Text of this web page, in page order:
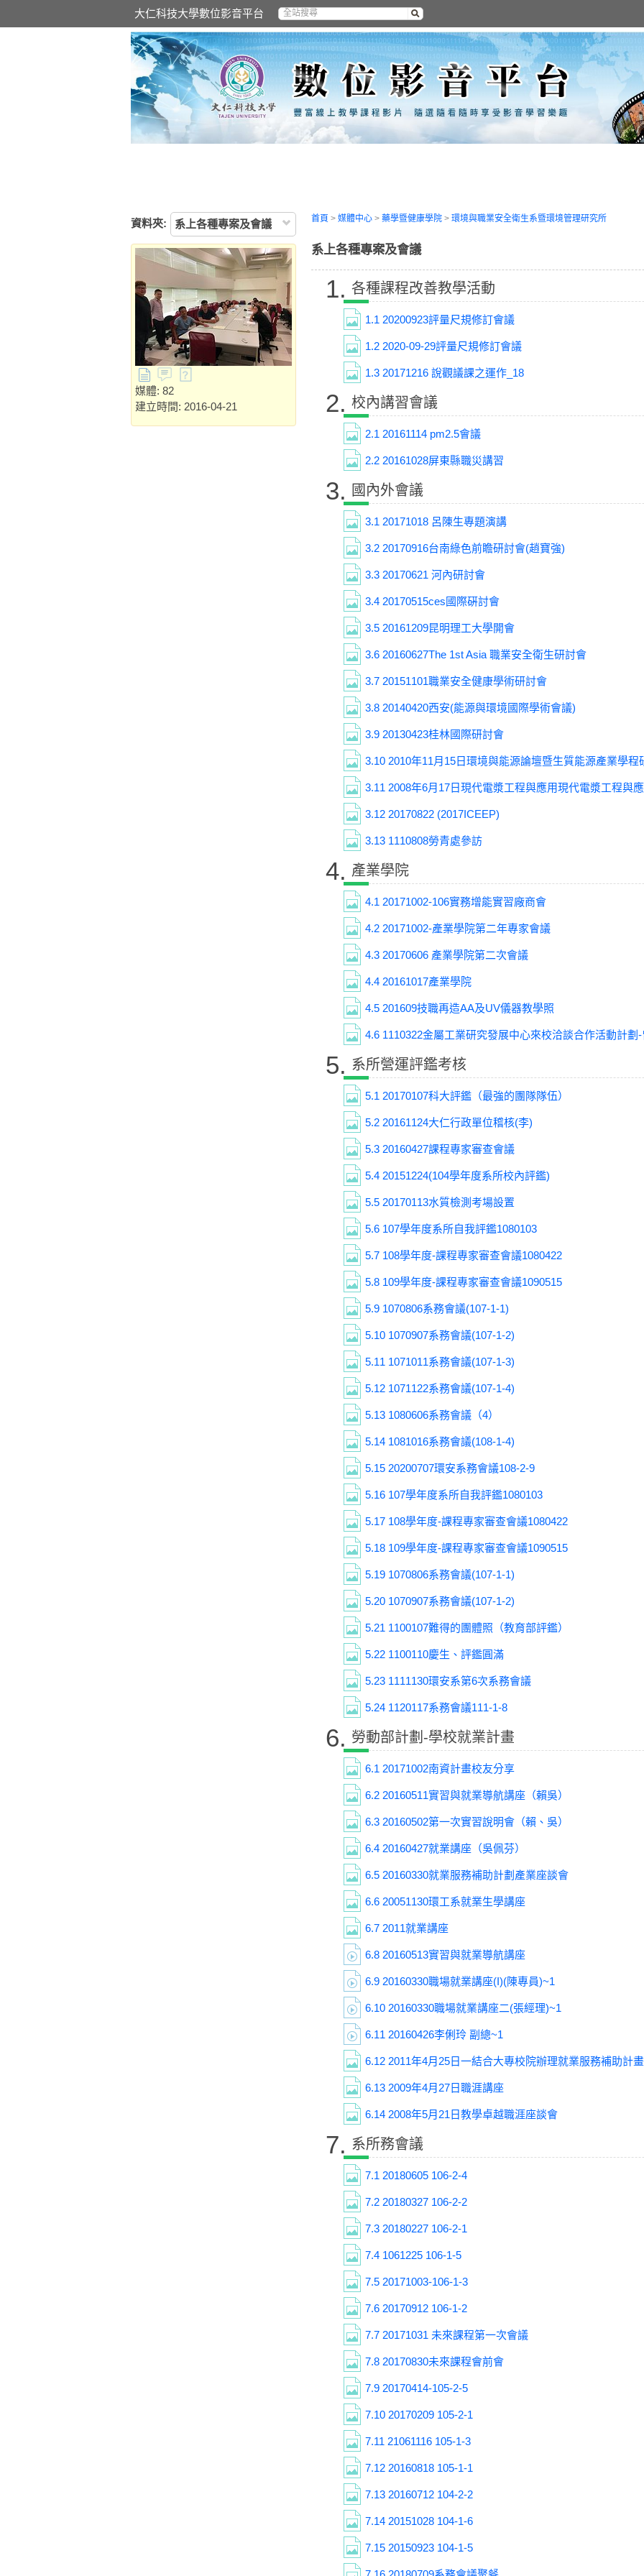
大仁科技大學數位影音平台
資料夾: 系上各種專案及會議
媒體: 82
建立時間: 2016-04-21
首頁 > 媒體中心 > 藥學暨健康學院 > 環境與職業安全衛生系暨環境管理研究所
系上各種專案及會議
1. 各種課程改善教學活動
1.1 20200923評量尺規修訂會議
1.2 2020-09-29評量尺規修訂會議
1.3 20171216 說觀議課之運作_18
2. 校內講習會議
2.1 20161114 pm2.5會議
2.2 20161028屏東縣職災講習
3. 國內外會議
3.1 20171018 呂陳生專題演講
3.2 20170916台南綠色前瞻研討會(趙寶強)
3.3 20170621 河內研討會
3.4 20170515ces國際硏討會
3.5 20161209昆明理工大學開會
3.6 20160627The 1st Asia 職業安全衛生研討會
3.7 20151101職業安全健康學術研討會
3.8 20140420西安(能源與環境國際學術會議)
3.9 20130423桂林國際研討會
3.10 2010年11月15日環境與能源論壇暨生質能源產業學程
3.11 2008年6月17日現代電漿工程與應用現代電漿工程與
3.12 20170822 (2017ICEEP)
3.13 1110808勞青處參訪
4. 產業學院
4.1 20171002-106實務增能實習廠商會
4.2 20171002-產業學院第二年專家會議
4.3 20170606 產業學院第二次會議
4.4 20161017產業學院
4.5 201609技職再造AA及UV儀器教學照
4.6 1110322金屬工業研究發展中心來校洽談合作活動計劃
5. 系所營運評鑑考核
5.1 20170107科大評鑑（最強的團隊隊伍）
5.2 20161124大仁行政單位稽核(李)
5.3 20160427課程專家審查會議
5.4 20151224(104學年度系所校內評鑑)
5.5 20170113水質檢測考場設置
5.6 107學年度系所自我評鑑1080103
5.7 108學年度-課程專家審查會議1080422
5.8 109學年度-課程專家審查會議1090515
5.9 1070806系務會議(107-1-1)
5.10 1070907系務會議(107-1-2)
5.11 1071011系務會議(107-1-3)
5.12 1071122系務會議(107-1-4)
5.13 1080606系務會議（4）
5.14 1081016系務會議(108-1-4)
5.15 20200707環安系務會議108-2-9
5.16 107學年度系所自我評鑑1080103
5.17 108學年度-課程專家審查會議1080422
5.18 109學年度-課程專家審查會議1090515
5.19 1070806系務會議(107-1-1)
5.20 1070907系務會議(107-1-2)
5.21 1100107難得的團體照（教育部評鑑）
5.22 1100110慶生、評鑑圓滿
5.23 1111130環安系第6次系務會議
5.24 1120117系務會議111-1-8
6. 勞動部計劃-學校就業計畫
6.1 20171002南資計畫校友分享
6.2 20160511實習與就業導航講座（賴吳）
6.3 20160502第一次實習說明會（賴、吳）
6.4 20160427就業講座（吳佩芬）
6.5 20160330就業服務補助計劃產業座談會
6.6 20051130環工系就業生學講座
6.7 2011就業講座
6.8 20160513實習與就業導航講座
6.9 20160330職場就業講座(I)(陳專員)~1
6.10 20160330職場就業講座二(張經理)~1
6.11 20160426李俐玲 副總~1
6.12 2011年4月25日一結合大專校院辦理就業服務補助計
6.13 2009年4月27日職涯講座
6.14 2008年5月21日教學卓越職涯座談會
7. 系所務會議
7.1 20180605 106-2-4
7.2 20180327 106-2-2
7.3 20180227 106-2-1
7.4 1061225 106-1-5
7.5 20171003-106-1-3
7.6 20170912 106-1-2
7.7 20171031 未來課程第一次會議
7.8 20170830未來課程會前會
7.9 20170414-105-2-5
7.10 20170209 105-2-1
7.11 21061116 105-1-3
7.12 20160818 105-1-1
7.13 20160712 104-2-2
7.14 20151028 104-1-6
7.15 20150923 104-1-5